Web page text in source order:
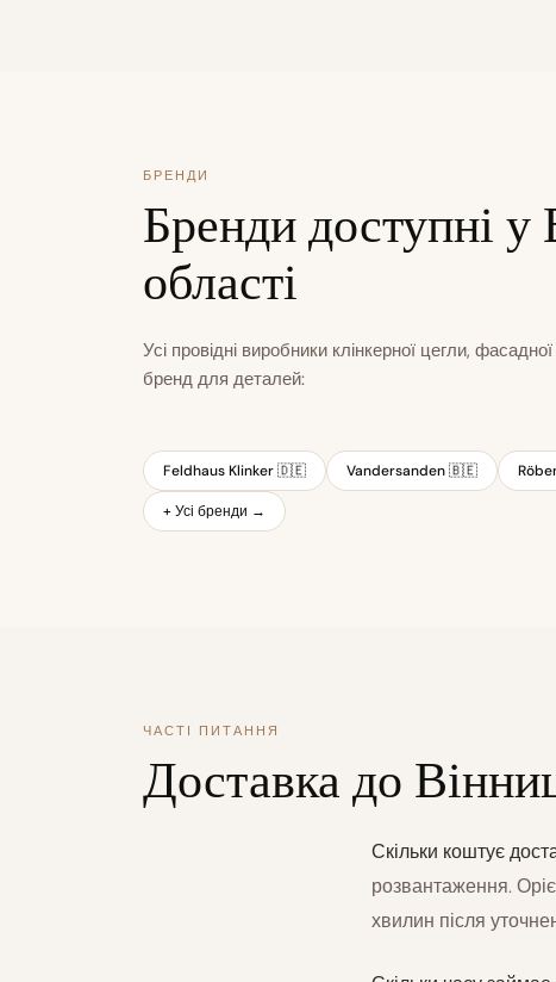
БРЕНДИ
Бренди доступні у
області
Усі провідні виробники клінкерної цегли,
бренд для деталей:
Feldhaus Klinker 🇩🇪 Vandersanden 🇧🇪
+ Усі бренди →
ЧАСТІ ПИТАННЯ
Доставка до
Скільки коштує
розвантаження.
хвилин після